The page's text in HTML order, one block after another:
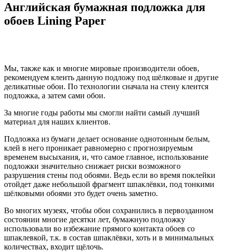
Английская бумажная подложка для
обоев Lining Paper
Мы, также как и многие мировые производители обоев,
рекомендуем клеить данную подложу под шёлковые и другие
деликатные обои. По технологии сначала на стену клеится
подложка, а затем сами обои.
За многие годы работы мы смогли найти самый лучший
материал для наших клиентов.
Подложка из бумаги делает основание однотонным белым,
клей в него проникает равномерно с прогнозируемым
временем высыхания, и, что самое главное, использование
подложки значительно снижает риски возможного
разрушения стены под обоями. Ведь если во время поклейки
отойдет даже небольшой фрагмент шпаклёвки, под тонкими
шёлковыми обоями это будет очень заметно.
Во многих музеях, чтобы обои сохранились в первозданном
состоянии многие десятки лет, бумажную подложку
использовали во избежание прямого контакта обоев со
шпаклевкой, т.к. в состав шпаклёвки, хоть и в минимальных
количествах, входит щёлочь.